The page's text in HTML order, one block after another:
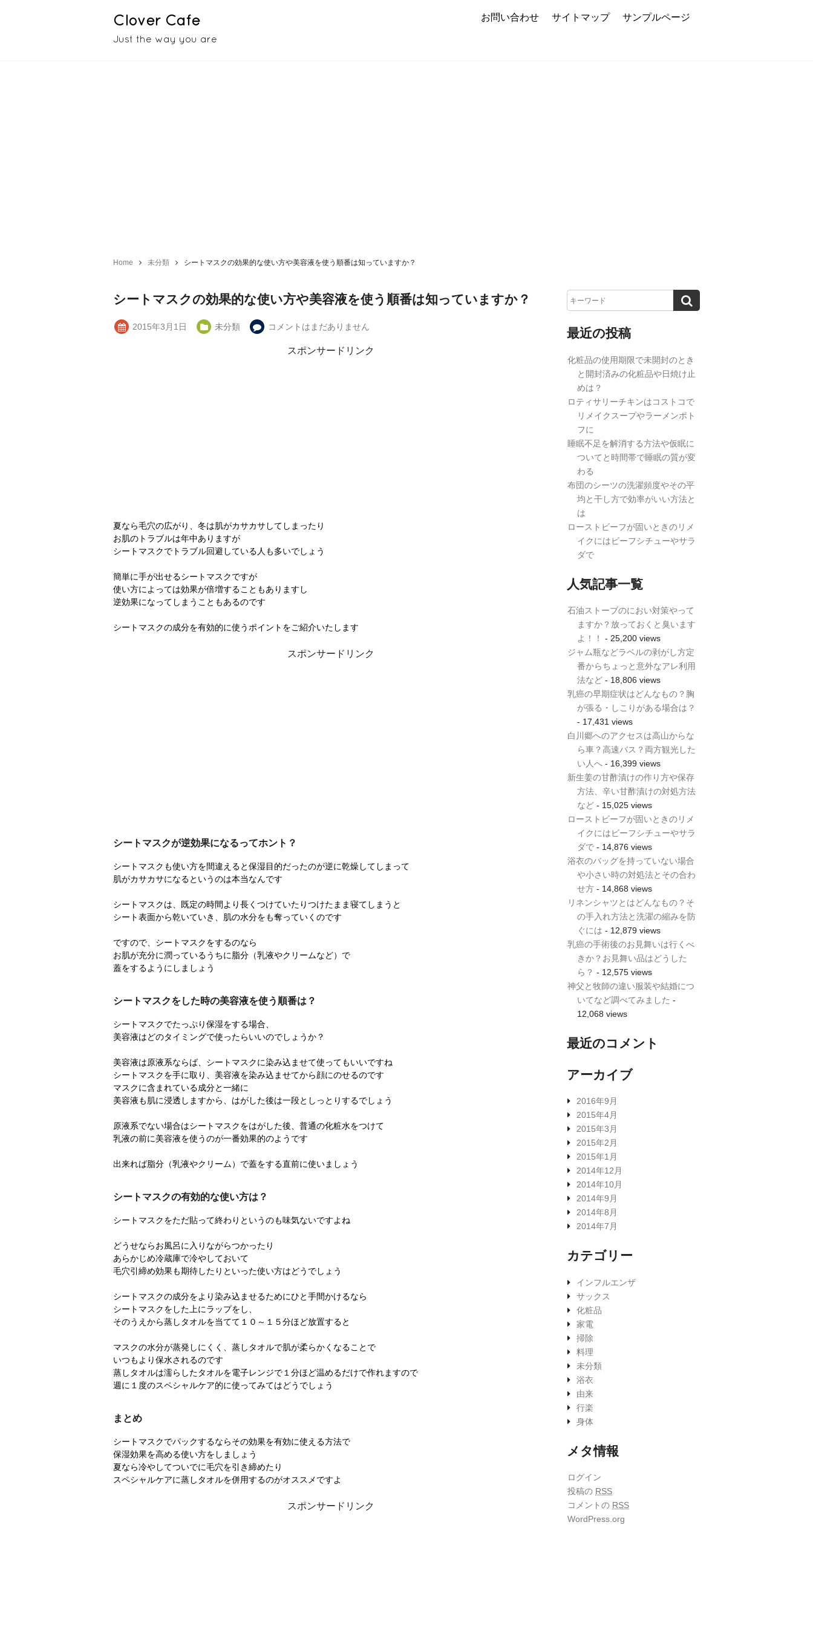
Clover Cafe
Just the way you are
お問い合わせ サイトマップ サンプルページ
Home 未分類 シートマスクの効果的な使い方や美容液を使う順番は知っていますか？
シートマスクの効果的な使い方や美容液を使う順番は知っていますか？
2015年3月1日 未分類 コメントはまだありません
スポンサードリンク
夏なら毛穴の広がり、冬は肌がカサカサしてしまったり
お肌のトラブルは年中ありますが
シートマスクでトラブル回避している人も多いでしょう
簡単に手が出せるシートマスクですが
使い方によっては効果が倍増することもありますし
逆効果になってしまうこともあるのです
シートマスクの成分を有効的に使うポイントをご紹介いたします
スポンサードリンク
シートマスクが逆効果になるってホント？
シートマスクも使い方を間違えると保湿目的だったのが逆に乾燥してしまって
肌がカサカサになるというのは本当なんです
シートマスクは、既定の時間より長くつけていたりつけたまま寝てしまうと
シート表面から乾いていき、肌の水分をも奪っていくのです
ですので、シートマスクをするのなら
お肌が充分に潤っているうちに脂分（乳液やクリームなど）で
蓋をするようにしましょう
シートマスクをした時の美容液を使う順番は？
シートマスクでたっぷり保湿をする場合、
美容液はどのタイミングで使ったらいいのでしょうか？
美容液は原液系ならば、シートマスクに染み込ませて使ってもいいですね
シートマスクを手に取り、美容液を染み込ませてから顔にのせるのです
マスクに含まれている成分と一緒に
美容液も肌に浸透しますから、はがした後は一段としっとりするでしょう
原液系でない場合はシートマスクをはがした後、普通の化粧水をつけて
乳液の前に美容液を使うのが一番効果的のようです
出来れば脂分（乳液やクリーム）で蓋をする直前に使いましょう
シートマスクの有効的な使い方は？
シートマスクをただ貼って終わりというのも味気ないですよね
どうせならお風呂に入りながらつかったり
あらかじめ冷蔵庫で冷やしておいて
毛穴引締め効果も期待したりといった使い方はどうでしょう
シートマスクの成分をより染み込ませるためにひと手間かけるなら
シートマスクをした上にラップをし、
そのうえから蒸しタオルを当てて１０～１５分ほど放置すると
マスクの水分が蒸発しにくく、蒸しタオルで肌が柔らかくなることで
いつもより保水されるのです
蒸しタオルは濡らしたタオルを電子レンジで１分ほど温めるだけで作れますので
週に１度のスペシャルケア的に使ってみてはどうでしょう
まとめ
シートマスクでパックするならその効果を有効に使える方法で
保湿効果を高める使い方をしましょう
夏なら冷やしてついでに毛穴を引き締めたり
スペシャルケアに蒸しタオルを併用するのがオススメですよ
スポンサードリンク
最近の投稿
化粧品の使用期限で未開封のとき
と開封済みの化粧品や日焼け止
めは？
ロティサリーチキンはコストコで
リメイクスープやラーメンポト
フに
睡眠不足を解消する方法や仮眠に
ついてと時間帯で睡眠の質が変
わる
布団のシーツの洗濯頻度やその平
均と干し方で効率がいい方法と
は
ローストビーフが固いときのリメ
イクにはビーフシチューやサラ
ダで
人気記事一覧
石油ストーブのにおい対策やって
ますか？放っておくと臭います
よ！！
- 25,200 views
ジャム瓶などラベルの剥がし方定
番からちょっと意外なアレ利用
法など- 18,806 views
乳癌の早期症状はどんなもの？胸
が張る・しこりがある場合は？
- 17,431 views
白川郷へのアクセスは高山からな
ら車？高速バス？両方観光した
い人へ- 16,399 views
新生姜の甘酢漬けの作り方や保存
方法、辛い甘酢漬けの対処方法
など- 15,025 views
ローストビーフが固いときのリメ
イクにはビーフシチューやサラ
ダで- 14,876 views
浴衣のバッグを持っていない場合
や小さい時の対処法とその合わ
せ方- 14,868 views
リネンシャツとはどんなもの？そ
の手入れ方法と洗濯の縮みを防
ぐには - 12,879 views
乳癌の手術後のお見舞いは行くべ
きか？お見舞い品はどうした
ら？ - 12,575 views
神父と牧師の違い服装や結婚につ
いてなど調べてみました -
12,068 views
最近のコメント
アーカイブ
2016年9月
2015年4月
2015年3月
2015年2月
2015年1月
2014年12月
2014年10月
2014年9月
2014年8月
2014年7月
カテゴリー
インフルエンザ
サックス
化粧品
家電
掃除
料理
未分類
浴衣
由来
行楽
身体
メタ情報
ログイン
投稿の RSS
コメントの RSS
WordPress.org